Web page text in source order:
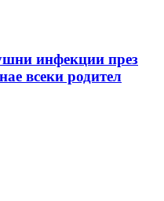
инфекции през
всеки родител